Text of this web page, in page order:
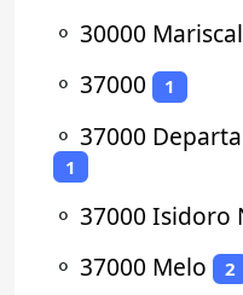
⚬ 30000
⚬ 37000 1
⚬ 37000
1
⚬ 37000 Isidoro
⚬ 37000 Melo 2